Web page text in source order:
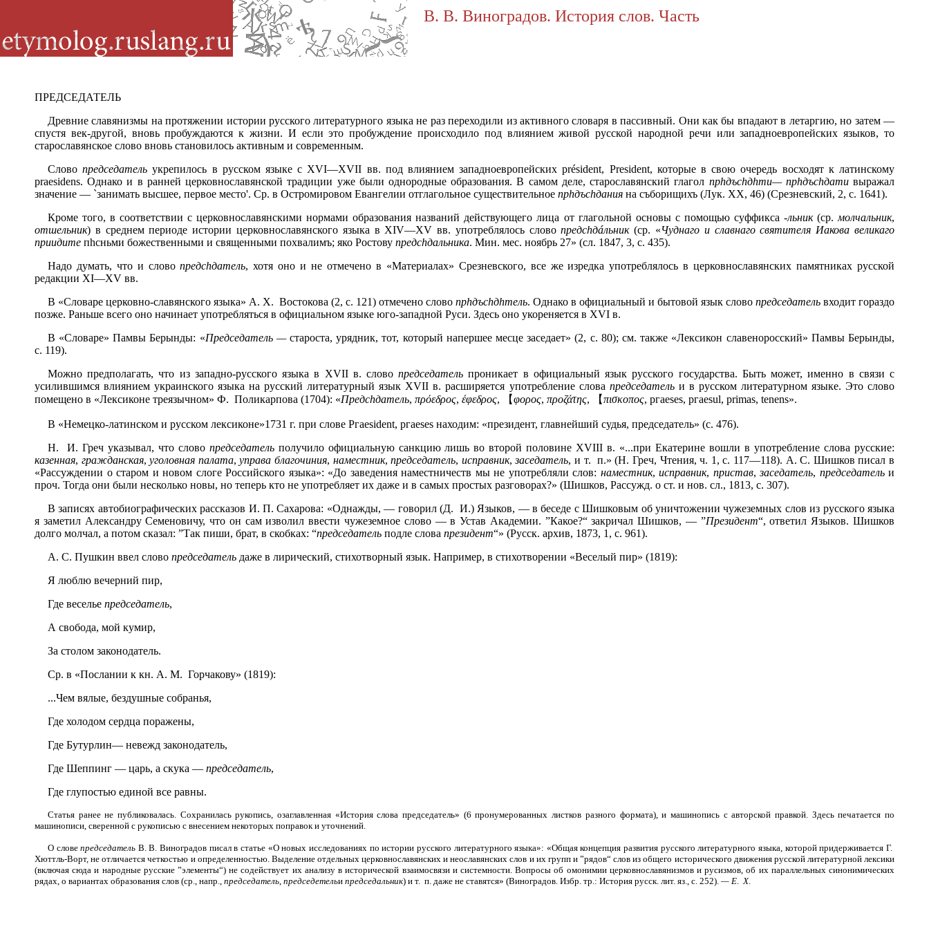
В. В. Виноградов. История слов. Часть
ПРЕДСЕДАТЕЛЬ
Древние славянизмы на протяжении истории русского литературного языка не раз переходили из активного словаря в пассивный. Они как бы впадают в летаргию, но затем —
спустя век-другой, вновь пробуждаются к жизни. И если это пробуждение происходило под влиянием живой русской народной речи или западноевропейских языков, то
старославянское слово вновь становилось активным и современным.
Словопредседатель укрепилось в русском языке с XVI—XVII вв. под влиянием западноевропейских président, President, которые в свою очередь восходят к латинскому
praesidens. Однако и в ранней церковнославянской традиции уже были однородные образования. В самом деле, старославянский глагол прhдъсhдhти— прhдъсhдативыражал
значение — `занимать высшее, первое место'. Ср. в Остромировом Евангелии отглагольное существительное прhдъсhдания на съборищихъ (Лук. XX, 46) (Срезневский, 2, с. 1641).
Кроме того, в соответствии с церковнославянскими нормами образования названий действующего лица от глагольной основы с помощью суффикса -льник(ср. молчальник,
отшельник) в среднем периоде истории церковнославянского языка в XIV—XV вв. употреблялось словопредсhдáльник(ср. «Чуднаго и славнаго святителя Иакова великаго
приидите пhсньми божественными и священными похвалимъ; яко Ростову предсhдальника. Мин. мес. ноябрь 27» (сл. 1847, 3, с. 435).
Надо думать, что и словопредсhдатель, хотя оно и не отмечено в «Материалах» Срезневского, все же изредка употреблялось в церковнославянских памятниках русской
редакции XI—XV вв.
В «Словаре церковно-славянского языка» А. X. Востокова (2, с. 121) отмечено слово прhдъсhдhтель. Однако в официальный и бытовой язык словопредседатель входит гораздо
позже. Раньше всего оно начинает употребляться в официальном языке юго-западной Руси. Здесь оно укореняется в XVI в.
В «Словаре»Памвы Берынды: «Председатель —староста, урядник, тот, который напершее месце заседает» (2, с. 80); см. также «Лексикон славеноросский» Памвы Берынды,
с. 119).
Можно предполагать, что из западно-русского языка в XVII в. словопредседатель проникает в официальный язык русского государства. Быть может, именно в связи с
усилившимся влиянием украинского языка на русский литературный язык XVII в. расширяется употребление слова председательи в русском литературном языке. Это слово
помещено в «Лексиконе треязычном» Ф. Поликарпова (1704): «Предсhдатель, πρόεδρος, έφεδρος, 【φορος, προζάτης, 【πισκοπος, ргаeses, ргаesul, рrimas, tenens».
В «Немецко-латинском и русском лексиконе»1731 г. при слове Ргаеsident, ргаеses находим: «президент, главнейший судья, председатель» (с. 476).
Н. И. Греч указывал, что слово председательполучило официальную санкцию лишь во второй половине XVIII в. «...при Екатерине вошли в употребление слова русские:
казенная, гражданская,уголовная палата,управа благочиния, наместник,председатель, исправник,заседатель, и т. п.» (Н. Греч, Чтения, ч. 1, с. 117—118). А. С. Шишков писал в
«Рассуждении о старом и новом слоге Российского языка»: «До заведения наместничеств мы не употребляли слов: наместник, исправник, пристав,заседатель, председательи
проч. Тогда они были несколько новы, но теперь кто не употребляет их даже и в самых простых разговорах?» (Шишков, Рассужд. о ст. и нов. сл., 1813, с. 307).
В записях автобиографических рассказов И. П. Сахарова: «Однажды, — говорил (Д. И.) Языков, — в беседе с Шишковым об уничтожении чужеземных слов из русского языка
я заметил Александру Семеновичу, что он сам изволил ввести чужеземное слово — в Устав Академии. ”Какое?“ закричал Шишков, — ”Президент“, ответил Языков. Шишков
долго молчал, а потом сказал: ”Так пиши, брат, в скобках: “председатель подле слова президент“» (Русск. архив, 1873, 1, с. 961).
А. С. Пушкин ввел слово председательдаже в лирический, стихотворный язык. Например, в стихотворении «Веселый пир» (1819):
Я люблю вечерний пир,
Где веселье председатель,
А свобода, мой кумир,
За столом законодатель.
Ср. в «Послании к кн. А. М. Горчакову» (1819):
...Чем вялые, бездушные собранья,
Где холодом сердца поражены,
Где Бутурлин— невежд законодатель,
Где Шеппинг — царь, а скука — председатель,
Где глупостью единой все равны.
Статья ранее не публиковалась. Сохранилась рукопись, озаглавленная «История слова председатель» (6 пронумерованных листков разного формата), и машинопись с авторской правкой. Здесь печатается по
машинописи, сверенной с рукописью с внесением некоторых поправок и уточнений.
О словепредседатель В. В. Виноградов писал в статье «О новых исследованиях по истории русского литературного языка»: «Общая концепция развития русского литературного языка, которой придерживается Г.
Хюттль-Ворт, не отличается четкостью и определенностью. Выделение отдельных церковнославянских и неославянских слов и их групп и ”рядов“ слов из общего исторического движения русской литературной лексики
(включая сюда и народные русские ”элементы“) не содействует их анализу в исторической взаимосвязи и системности. Вопросы об омонимии церковнославянизмов и русизмов, об их параллельных синонимических
рядах, о вариантах образования слов (ср., напр., председатель, председетельи председальник) и т. п. даже не ставятся» (Виноградов. Избр. тр.: История русск. лит. яз., с. 252). — Е. Х.